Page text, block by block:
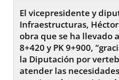
El vicepresidente y
Infraestructuras,
obra que se ha llevado
8+420 y PK 9+900,
la Diputación por
atender las